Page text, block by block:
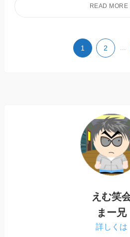
1 2
えむ笑
まー兄
詳しくは